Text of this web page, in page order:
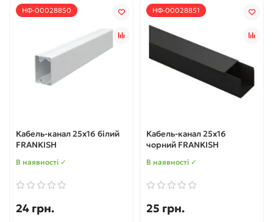
НФ-00028850
Кабель-канал 25х16 білий
FRANKISH
В наявності ✓
24 грн.
НФ-00028851
Кабель-канал 25х16
чорний FRANKISH
В наявності ✓
25 грн.